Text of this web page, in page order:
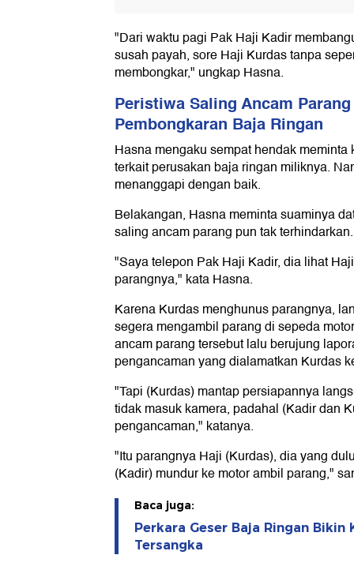
"Dari waktu pagi Pak Haji Kadir
susah payah, sore Haji Kurdas tanpa
membongkar," ungkap Hasna.
Peristiwa Saling Ancam
Pembongkaran Baja Ringan
Hasna mengaku sempat hendak
terkait perusakan baja ringan miliknya.
menanggapi dengan baik.
Belakangan, Hasna meminta suaminya
saling ancam parang pun tak terhindarkan.
"Saya telepon Pak Haji Kadir, dia lihat
parangnya," kata Hasna.
Karena Kurdas menghunus parangnya,
segera mengambil parang di sepeda
ancam parang tersebut lalu berujung
pengancaman yang dialamatkan Kurdas
"Tapi (Kurdas) mantap persiapannya
tidak masuk kamera, padahal (Kadir dan
pengancaman," katanya.
"Itu parangnya Haji (Kurdas), dia yang
(Kadir) mundur ke motor ambil parang,"
Baca juga:
Perkara Geser Baja Ringan
Tersangka